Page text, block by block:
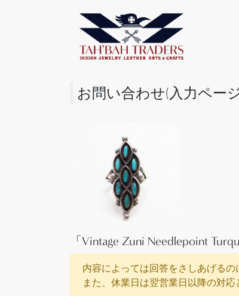
お問い合わせ(入力ペー
「Vintage Zuni Needlepoint
内容によっては回答をさしあげるの
また、休業日は翌営業日以降の対応